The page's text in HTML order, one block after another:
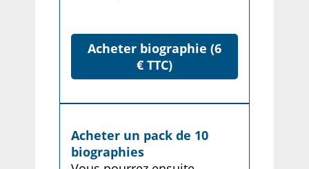
Acheter biographie (6
€ TTC)
Acheter un pack de 10
biographies